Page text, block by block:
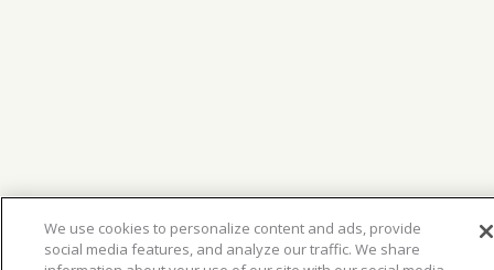
We use cookies to personalize content and ads, provide
social media features, and analyze our traffic. We share